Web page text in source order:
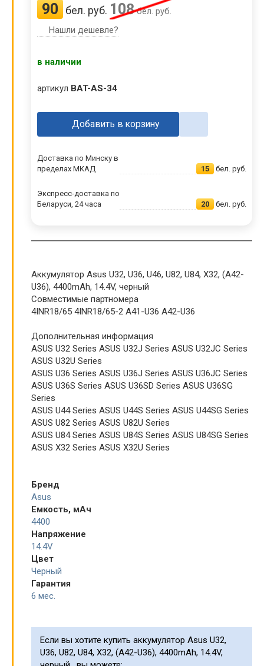
90 бел. руб. 108бел. руб.
Нашли дешевле?
в наличии
артикул BAT-AS-34
Добавить в корзину
Доставка по Минску в
пределах МКАД
15 бел. руб.
Экспресс-доставка по
Беларуси, 24 часа
20 бел. руб.
Аккумулятор Asus U32, U36, U46, U82, U84, X32, (A42-
U36), 4400mAh, 14.4V, черный
Совместимые партномера
4INR18/65 4INR18/65-2 A41-U36 A42-U36
Дополнительная информация
ASUS U32 Series ASUS U32J Series ASUS U32JC Series
ASUS U32U Series
ASUS U36 Series ASUS U36J Series ASUS U36JC Series
ASUS U36S Series ASUS U36SD Series ASUS U36SG
Series
ASUS U44 Series ASUS U44S Series ASUS U44SG Series
ASUS U82 Series ASUS U82U Series
ASUS U84 Series ASUS U84S Series ASUS U84SG Series
ASUS X32 Series ASUS X32U Series
Бренд
Asus
Емкость, мАч
4400
Напряжение
14.4V
Цвет
Черный
Гарантия
6 мес.
Если вы хотите купить аккумулятор Asus U32,
U36, U82, U84, X32, (A42-U36), 4400mAh, 14.4V,